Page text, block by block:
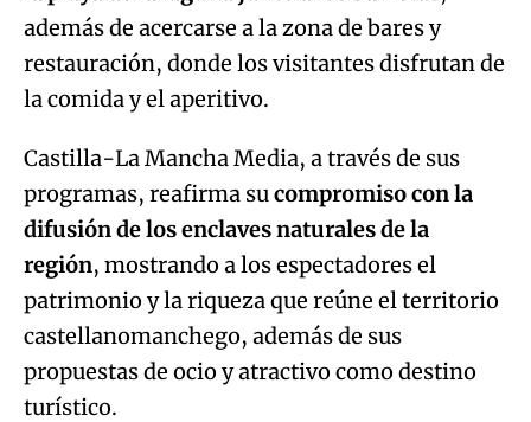
además de acercarse a la zona de bares y
restauración, donde los visitantes disfrutan de
la comida y el aperitivo.
Castilla-La Mancha Media, a través de sus
programas, reafirma sucompromiso con la
difusión de los enclaves naturales de la
región, mostrando a los espectadores el
patrimonio y la riqueza que reúne el territorio
castellanomanchego, además de sus
propuestas de ocio y atractivo como destino
turístico.